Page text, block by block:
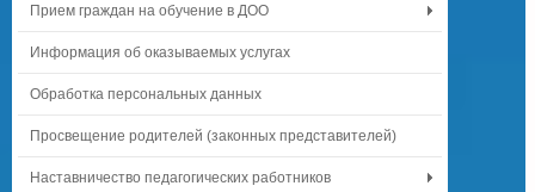
Прием граждан на обучение в ДОО
Информация об оказываемых услугах
Обработка персональных данных
Просвещение родителей (законных представителей)
Наставничество педагогических работников